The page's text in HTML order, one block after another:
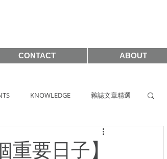
CONTACT ABOUT
KNOWLEDGE 雜誌文章精選
重要日子】